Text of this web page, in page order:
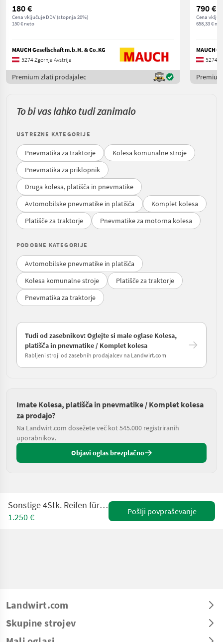
180 €
Cena vključuje DDV (stopnja 20%)
150 € neto
MAUCH Gesellschaft m.b.H. & Co.KG
5274 Zgornja Avstrija
Premium zlati prodajalec
790 €
Cena
658,33 €
MAUCH
5274
To bi vas lahko tudi zanimalo
USTREZNE KATEGORIJE
Pnevmatika za traktorje
Kolesa komunalne stroje
Pnevmatika za priklopnik
Druga kolesa, platišča in pnevmatike
Avtomobilske pnevmatike in platišča
Komplet kolesa
Platišče za traktorje
Pnevmatike za motorna kolesa
PODOBNE KATEGORIJE
Avtomobilske pnevmatike in platišča
Kolesa komunalne stroje
Platišče za traktorje
Pnevmatika za traktorje
Tudi od zasebnikov: Oglejte si male oglase Kolesa,
platišča in pnevmatike / Komplet kolesa
Rabljeni stroji od zasebnih prodajalcev na Landwirt.com
Imate Kolesa, platišča in pnevmatike / Komplet kolesa
za prodajo?
Na Landwirt.com dosežete več kot 545.000 registriranih
uporabnikov.
Objavi oglas brezplačno
Sonstige 4Stk. Reifen für Hoflader (Kramer) 27x10.50-15
1.250 €
Pošlji povpraševanje
Landwirt.com
Skupine strojev